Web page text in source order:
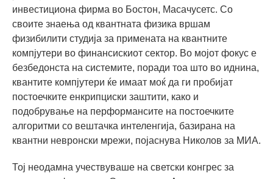
инвестициона фирма во Бостон, Масачусетс. Со
своите знаења од квантната физика вршам
физибилити студија за примената на квантните
компјутери во финансискиот сектор. Во мојот фокус е
безбедонста на системите, поради тоа што во иднина,
квантите компјутери ќе имаат моќ да ги пробијат
постоечките енкрипциски заштити, како и
подобрување на перформансите на постоечките
алгоритми со вештачка интеленгија, базирана на
квантни невронски мрежи, појаснува Николов за МИА.
Тој неодамна учествуваше на светски конгрес за